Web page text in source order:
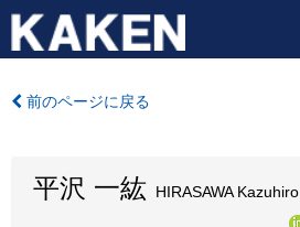
前のページに戻る
平沢 一紘 HIRASAWA Kazuhiro